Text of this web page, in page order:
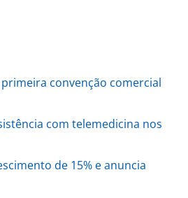
convenção comercial
com telemedicina nos
de 15% e anuncia